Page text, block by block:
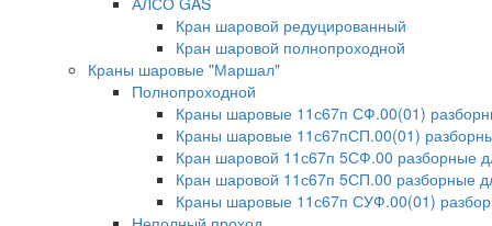
Кран шаровой редуцированный
Кран шаровой полнопроходной
Краны шаровые "Маршал"
Полнопроходной
Краны шаровые 11с67п СФ.00(01)
Краны шаровые 11с67пСП.00(01)
Кран шаровой 11с67п 5СФ.00 разборные
Кран шаровой 11с67п 5СП.00 разборные
Краны шаровые 11с67п СУФ.00(01)